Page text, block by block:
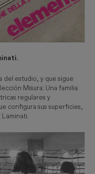
del estudio, y que sigue
Misura: Una familia
regulares y
configura sus superficies,